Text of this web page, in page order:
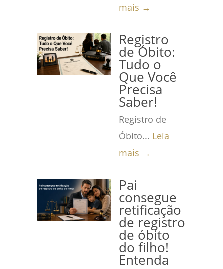
mais →
Registro
de Óbito:
Tudo o
Que Você
Precisa
Saber!
Registro de
Óbito... Leia
mais →
Pai
consegue
retificação
de registro
de óbito
do filho!
Entenda